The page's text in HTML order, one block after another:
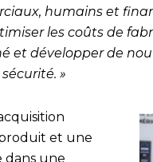
humains et
les coûts de
et développer de
»
et une
dans une